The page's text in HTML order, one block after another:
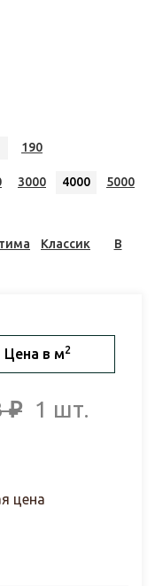
190
3000 4000
5000
Классик
В
Цена в м2
₽ 1 шт.
цена